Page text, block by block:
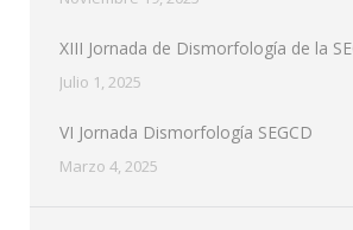
XIII Jornada de Dismorfología de la
Julio 1, 2025
VI Jornada Dismorfología SEGCD
Marzo 4, 2025